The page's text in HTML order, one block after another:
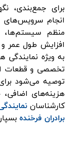
برای جمع‌بندی،
انجام سرویس‌های
منظم سیستم‌ها،
افزایش طول عمر
به ویژه
تخصصی و قطعات
توصیه می‌شود
هزینه‌های
کارشناسان
برادران فرخنده